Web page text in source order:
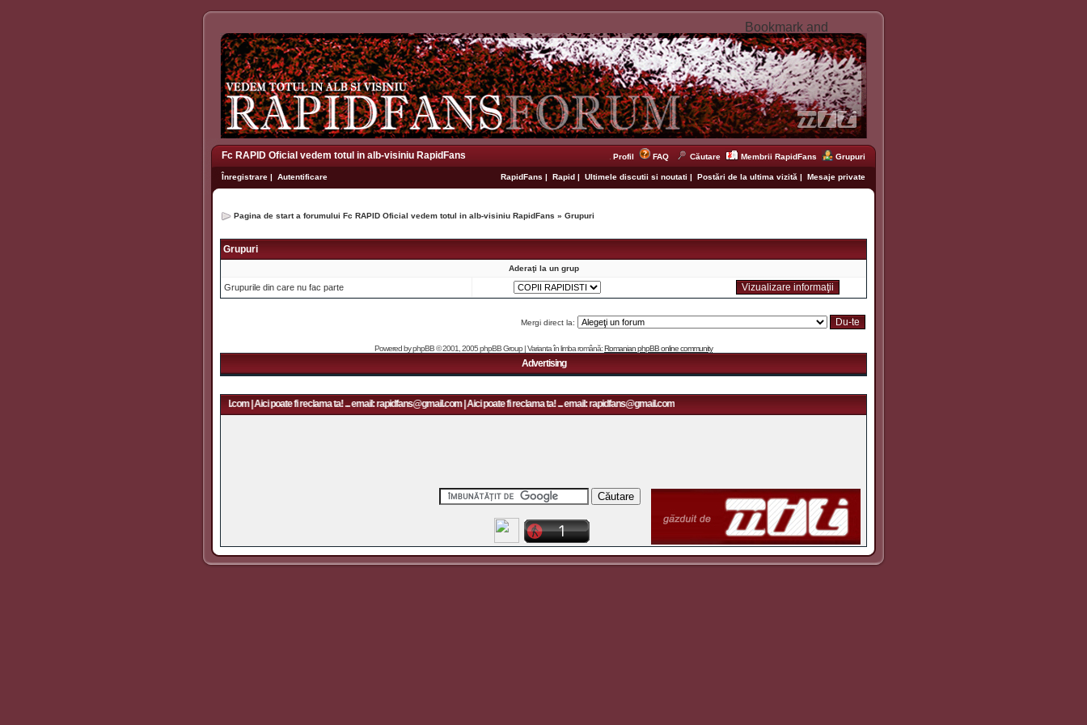
Fc RAPID Oficial vedem totul in alb-visiniu RapidFans Profil FAQ Căutare Membrii RapidFans Grupuri
Înregistrare | Autentificare RapidFans | Rapid | Ultimele discutii si noutati | Postări de la ultima vizită | Mesaje private
Pagina de start a forumului Fc RAPID Oficial vedem totul in alb-visiniu RapidFans » Grupuri
Grupuri
Aderaţi la un grup
Grupurile din care nu fac parte
Mergi direct la:
Powered byphpBB© 2001, 2005 phpBB Group | Varianta în limba română:Romanian phpBB online community
Advertising
Aici poate fi reclama ta! ... email: rapidfans@gmail.com | Aici poate fi reclama ta! ... email: rapidfans@gmail.com | Aici poate fi reclama ta! ... email: rapidfans@gmail.com